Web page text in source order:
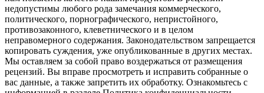
недопустимы любого рода замечания коммерческого,
политического, порнографического, непристойного,
противозаконного, клеветнического и в целом
неправомерного содержания. Законодательством запрещается
копировать суждения, уже опубликованные в других местах.
Мы оставляем за собой право воздержаться от размещения
рецензий. Вы вправе просмотреть и исправить собранные о
вас данные, а также запретить их обработку. Ознакомьтесь с